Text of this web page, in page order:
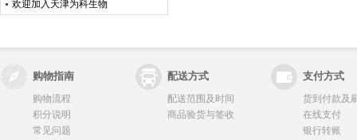
欢迎加入天津为科生物
购物指南 配送方式 支付方式
购物流程
积分说明
常见问题
配送范围及时间
商品验货与签收
货到付款及
在线支付
银行转账